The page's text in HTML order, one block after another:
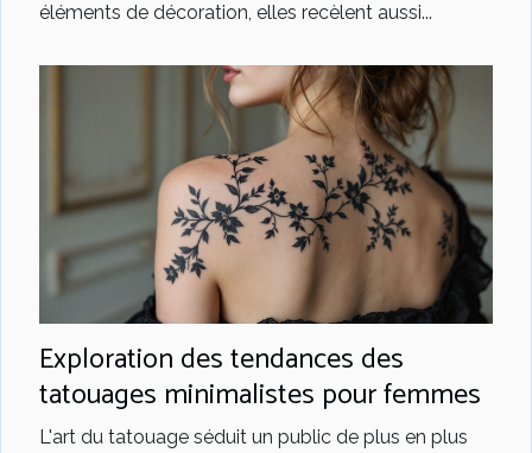
éléments de décoration, elles recèlent aussi...
Exploration des tendances des
tatouages minimalistes pour femmes
L'art du tatouage séduit un public de plus en plus